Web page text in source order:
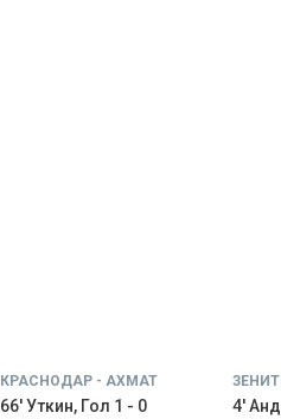
КРАСНОДАР - АХМАТ
66' Уткин, Гол 1 - 0 4'